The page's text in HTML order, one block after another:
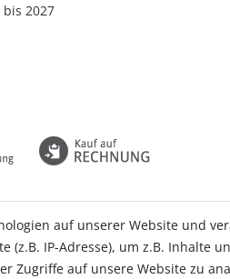
2027
Konto
Login
auf unserer Website und
(z.B. IP-Adresse), um z.B. Inhalte
Zugriffe auf unsere Website zu